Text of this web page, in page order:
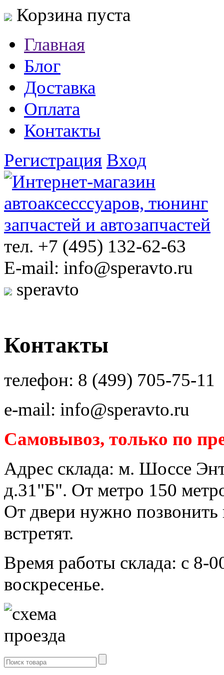
Корзина пуста
Главная
Блог
Доставка
Оплата
Контакты
Регистрация Вход
тел. +7 (495) 132-62-63
E-mail: info@speravto.ru
speravto
Контакты
телефон: 8 (499) 705-75-11
e-mail: info@speravto.ru
Самовывоз, только по
Адрес склада: м. Шоссе
д.31"Б". От метро 150
От двери нужно позвонить
встретят.
Время работы склада: с 8-
воскресенье.